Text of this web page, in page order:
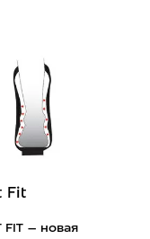
Fit
FIT – новая